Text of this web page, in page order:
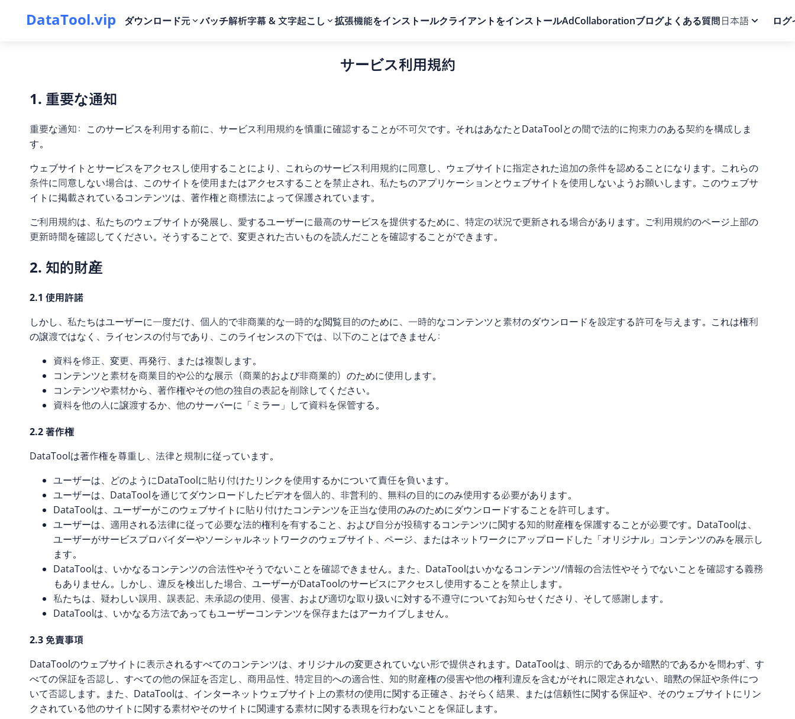
DataTool.vip ダウンロード元 バッチ解析字幕 & 文字起こし 拡張機能をインストールクライアントをインストールAdCollaborationブログよくある質問日本語 ログ
サービス利用規約
1. 重要な通知
重要な通知：このサービスを利用する前に、サービス利用規約を慎重に確認することが不可欠です。それはあなたとDataToolとの間で法的に拘束力のある契約を構成しま
す。
ウェブサイトとサービスをアクセスし使用することにより、これらのサービス利用規約に同意し、ウェブサイトに指定された追加の条件を認めることになります。これらの
条件に同意しない場合は、このサイトを使用またはアクセスすることを禁止され、私たちのアプリケーションとウェブサイトを使用しないようお願いします。このウェブサ
イトに掲載されているコンテンツは、著作権と商標法によって保護されています。
ご利用規約は、私たちのウェブサイトが発展し、愛するユーザーに最高のサービスを提供するために、特定の状況で更新される場合があります。ご利用規約のページ上部の
更新時間を確認してください。そうすることで、変更された古いものを読んだことを確認することができます。
2. 知的財産
2.1 使用許諾
しかし、私たちはユーザーに一度だけ、個人的で非商業的な一時的な閲覧目的のために、一時的なコンテンツと素材のダウンロードを設定する許可を与えます。これは権利
の譲渡ではなく、ライセンスの付与であり、このライセンスの下では、以下のことはできません：
資料を修正、変更、再発行、または複製します。
コンテンツと素材を商業目的や公的な展示（商業的および非商業的）のために使用します。
コンテンツや素材から、著作権やその他の独自の表記を削除してください。
資料を他の人に譲渡するか、他のサーバーに「ミラー」して資料を保管する。
2.2 著作権
DataToolは著作権を尊重し、法律と規制に従っています。
ユーザーは、どのようにDataToolに貼り付けたリンクを使用するかについて責任を負います。
ユーザーは、DataToolを通じてダウンロードしたビデオを個人的、非営利的、無料の目的にのみ使用する必要があります。
DataToolは、ユーザーがこのウェブサイトに貼り付けたコンテンツを正当な使用のみのためにダウンロードすることを許可します。
ユーザーは、適用される法律に従って必要な法的権利を有すること、および自分が投稿するコンテンツに関する知的財産権を保護することが必要です。DataToolは、
ユーザーがサービスプロバイダーやソーシャルネットワークのウェブサイト、ページ、またはネットワークにアップロードした「オリジナル」コンテンツのみを展示し
ます。
DataToolは、いかなるコンテンツの合法性やそうでないことを確認できません。また、DataToolはいかなるコンテンツ/情報の合法性やそうでないことを確認する義務
もありません。しかし、違反を検出した場合、ユーザーがDataToolのサービスにアクセスし使用することを禁止します。
私たちは、疑わしい誤用、誤表記、未承認の使用、侵害、および適切な取り扱いに対する不遵守についてお知らせくださり、そして感謝します。
DataToolは、いかなる方法であってもユーザーコンテンツを保存またはアーカイブしません。
2.3 免責事項
DataToolのウェブサイトに表示されるすべてのコンテンツは、オリジナルの変更されていない形で提供されます。DataToolは、明示的であるか暗黙的であるかを問わず、す
べての保証を否認し、すべての他の保証を否定し、商用品性、特定目的への適合性、知的財産権の侵害や他の権利違反を含むがそれに限定されない、暗黙の保証や条件につ
いて否認します。また、DataToolは、インターネットウェブサイト上の素材の使用に関する正確さ、おそらく結果、または信頼性に関する保証や、そのウェブサイトにリン
クされている他のサイトに関する素材やそのサイトに関連する素材に関する表現を行わないことを保証します。